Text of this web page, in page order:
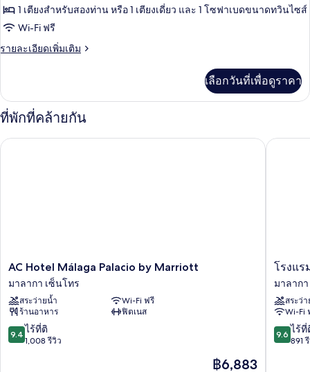
ห้อง
สแตนดาร์ด
(Urban
extra
bed)
1 เตียงสำหรับสองท่าน หรือ 1 เตียงเดี่ยว และ 1 โซฟาเบดขนาดทวินไซส์
Wi-Fi ฟรี
รายละเอียดเพิ่มเติม
ราย
เกี่ยว
กับ
ห้อง
(Urban
เลือกวันที่เพื่อดูราคา
ที่พักที่คล้ายกัน
AC
Málaga
Palacio
by
Marriott
มาลา
AC Hotel Málaga Palacio by Marriott
มาลากา เซ็นโทร
สระว่ายน้ำ
Wi-Fi ฟรี
ร้านอาหาร
ฟิตเนส
9.4
จาก
9.4 ไร้ที่ติ
1,008 รีวิว
ราคา
฿6,883
AC Hotel Málaga Palacio by Marriott
โรงแรม
YOU
มา
ลาก้
า
มาลา
โรงแร
มาลาก
สระว่
Wi-Fi
9.6
จาก
9.6 ไร้ที่
891
โรงแรม